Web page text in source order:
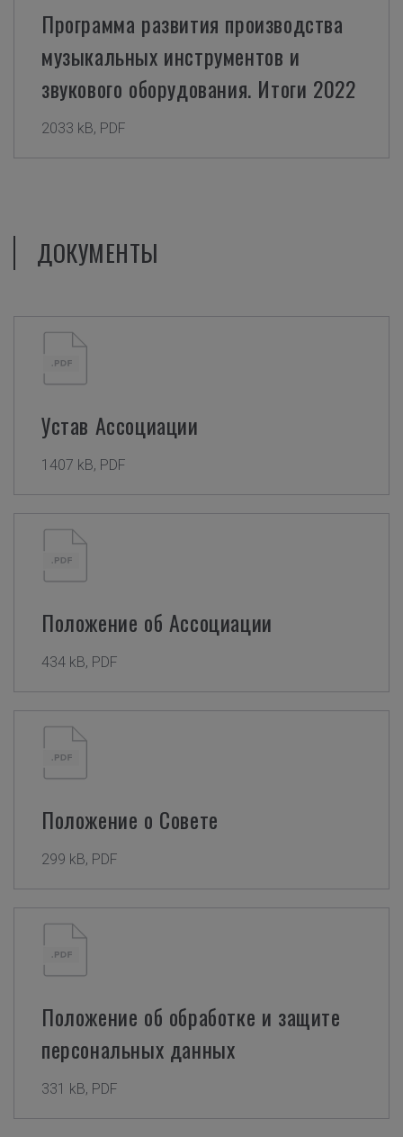
Программа развития производства
музыкальных инструментов и
звукового оборудования. Итоги 2022
2033 kB, PDF
ДОКУМЕНТЫ
Устав Ассоциации
1407 kB, PDF
Положение об Ассоциации
434 kB, PDF
Положение о Совете
299 kB, PDF
Положение об обработке и защите
персональных данных
331 kB, PDF